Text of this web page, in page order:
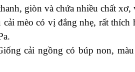
giòn và chứa nhiều chất xơ,
cải mèo có vị đắng nhẹ, rất
cải ngồng có búp non,